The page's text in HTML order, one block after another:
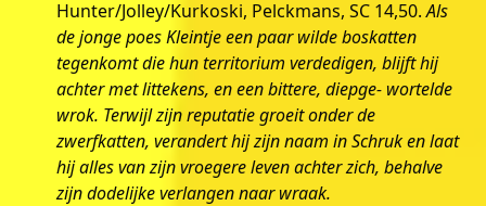
Hunter/Jolley/Kurkoski, Pelckmans, SC 14,50.Als
de jonge poes Kleintje een paar wilde boskatten
tegenkomt die hun territorium verdedigen, blijft hij
achter met littekens, en een bittere, diepge- wortelde
wrok. Terwijl zijn reputatie groeit onder de
zwerfkatten, verandert hij zijn naam in Schruk en laat
hij alles van zijn vroegere leven achter zich, behalve
zijn dodelijke verlangen naar wraak.